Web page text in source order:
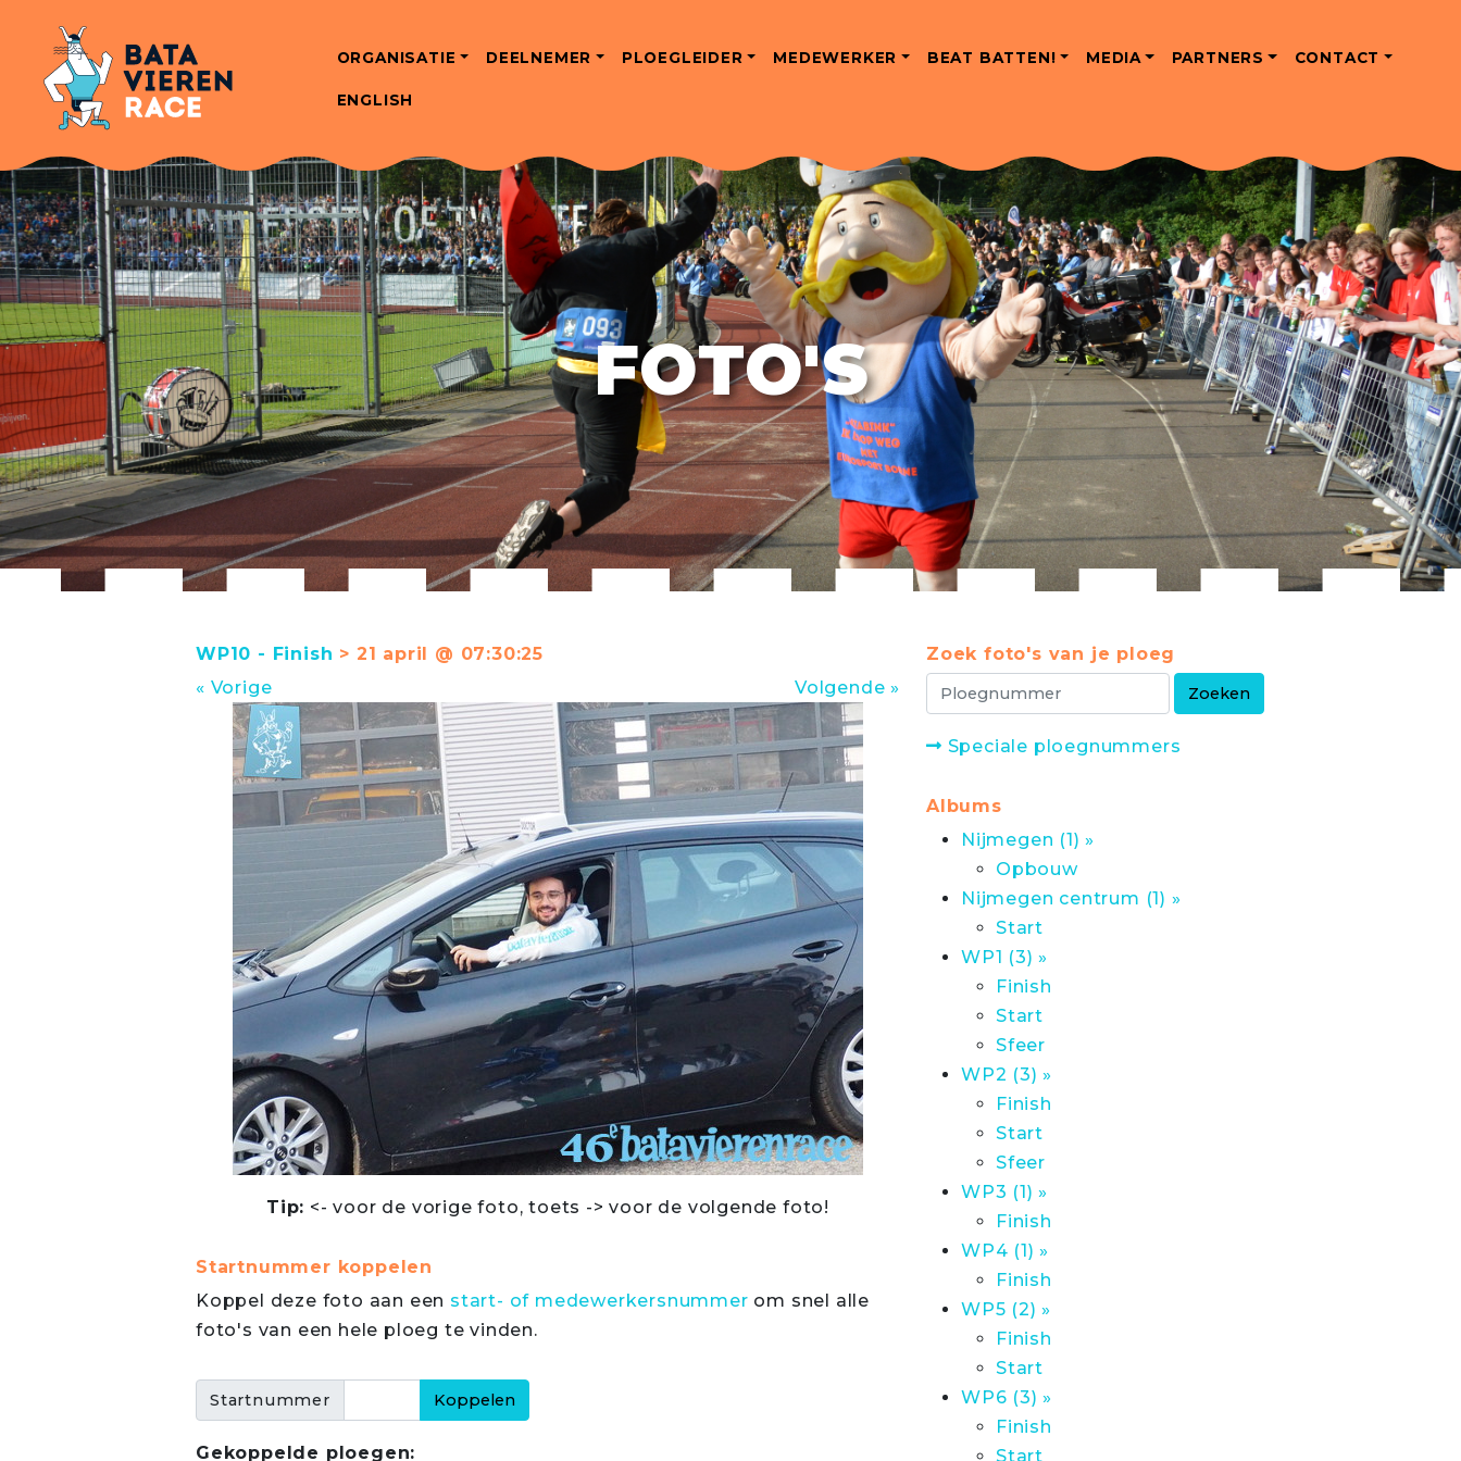
ORGANISATIE DEELNEMER PLOEGLEIDER MEDEWERKER BEAT BATTEN! MEDIA PARTNERS CONTACT
ENGLISH
FOTO'S
WP10 - Finish > 21 april @ 07:30:25
« Vorige
Volgende »
Tip: <- voor de vorige foto, toets -> voor de volgende foto!
Startnummer koppelen
Koppel deze foto aan een start- of medewerkersnummer om snel alle
foto's van een hele ploeg te vinden.
Startnummer
Gekoppelde ploegen:
Zoek foto's van je ploeg
Speciale ploegnummers
Albums
Nijmegen (1) »
Opbouw
Nijmegen centrum (1) »
Start
WP1 (3) »
Finish
Start
Sfeer
WP2 (3) »
Finish
Start
Sfeer
WP3 (1) »
Finish
WP4 (1) »
Finish
WP5 (2) »
Finish
Start
WP6 (3) »
Finish
Start